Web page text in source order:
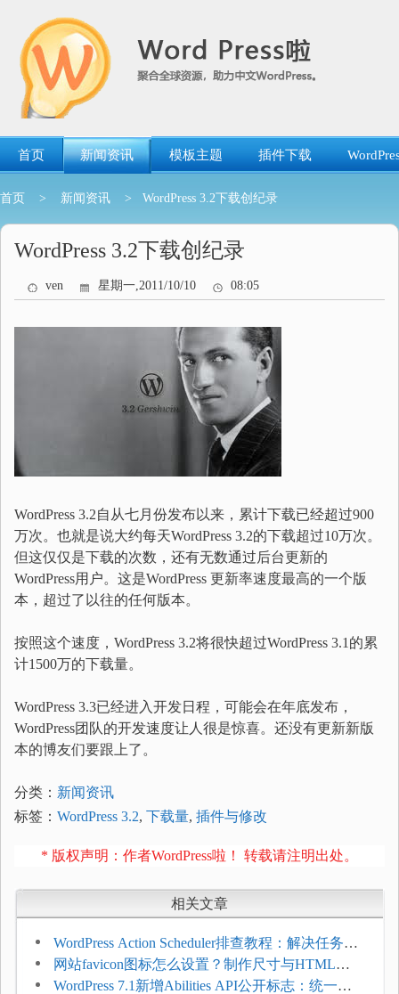
首页 新闻资讯 模板主题 插件下载
首页 > 新闻资讯 > WordPress 3.2下载创纪录
WordPress 3.2下载创纪录
ven 星期一,2011/10/10 08:05
WordPress 3.2自从七月份发布以来，累计下载已经超过900
万次。也就是说大约每天WordPress 3.2的下载超过10万次。
但这仅仅是下载的次数，还有无数通过后台更新的
WordPress用户。这是WordPress 更新率速度最高的一个版
本，超过了以往的任何版本。
按照这个速度，WordPress 3.2将很快超过WordPress 3.1的累
计1500万的下载量。
WordPress 3.3已经进入开发日程，可能会在年底发布，
WordPress团队的开发速度让人很是惊喜。还没有更新新版
本的博友们要跟上了。
分类： 新闻资讯
标签： WordPress 3.2, 下载量, 插件与修改
* 版权声明：作者WordPress啦！ 转载请注明出处。
相关文章
WordPress Action Scheduler排查教程：解决任务积
压和订单延迟
网站favicon图标怎么设置？制作尺寸与HTML添
加方法
WordPress 7.1新增Abilities API公开标志：统一支